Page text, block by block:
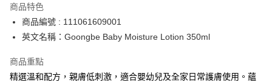
PayMe
WeChat Pay
BoC Pay
商品特色
商品編號 : 111061609001
英文名稱：Goongbe Baby Moisture Lotion 350ml
商品重點
精選溫和配方，親膚低刺激，適合嬰幼兒及全家日常護膚使用。蘊